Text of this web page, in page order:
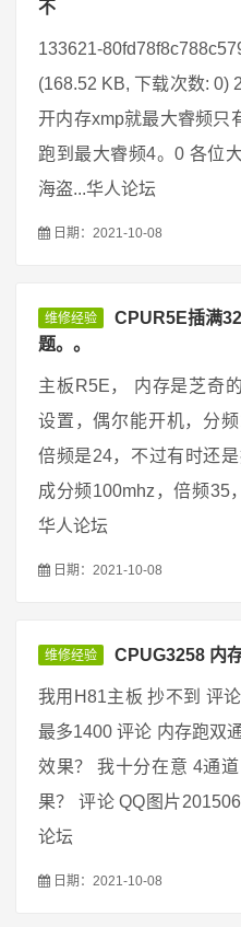
不
133621-
(168.52 KB, 下载次数: 0)
开内存xmp就最大睿频只
跑到最大睿频4。0 各位
海盗...华人论坛
日期：2021-10-08
维修经验
CPUR5E插满
题。。
主板R5E， 内存是芝奇
设置，偶尔能开机，分
倍频是24，不过有时还
成分频100mhz，倍频35
华人论坛
日期：2021-10-08
维修经验 CPUG3258 内
我用H81主板 抄不到 评
最多1400 评论 内存跑双
效果？ 我十分在意 4通
果？ 评论 QQ图片
论坛
日期：2021-10-08